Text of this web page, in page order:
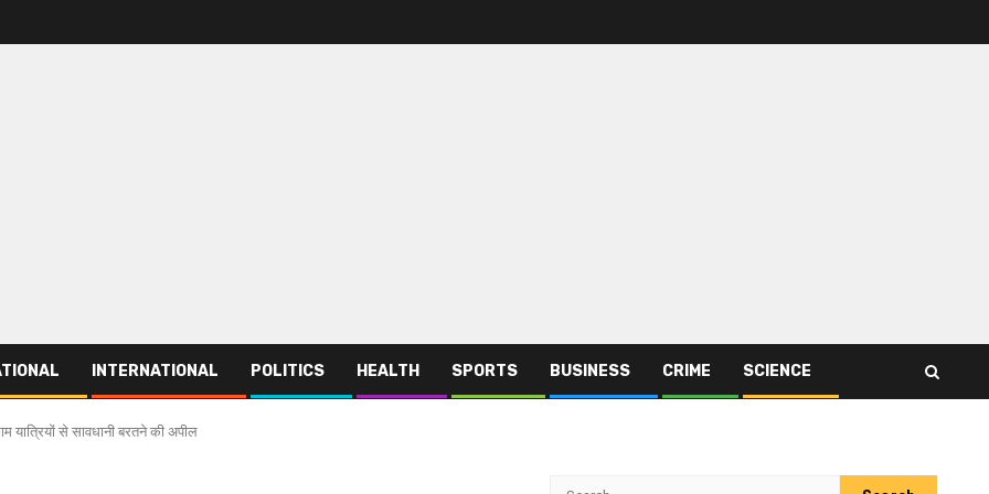
INTERNATIONAL POLITICS HEALTH SPORTS BUSINESS CRIME SCIENCE
यात्रियों से सावधानी बरतने की अपील
Search